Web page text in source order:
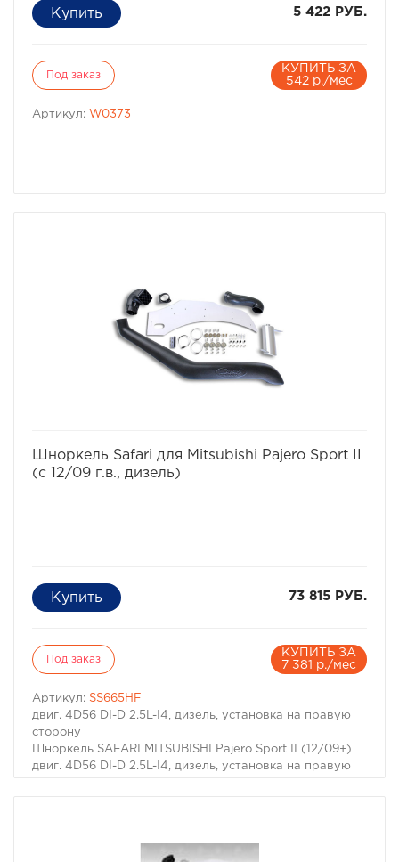
5 422 РУБ.
Под заказ
КУПИТЬ ЗА
542 р./мес
Артикул: W0373
Шноркель Safari для Mitsubishi Pajero Sport II
(с 12/09 г.в., дизель)
73 815 РУБ.
Под заказ
КУПИТЬ ЗА
7 381 р./мес
Артикул: SS665HF
двиг. 4D56 DI-D 2.5L-I4, дизель, установка на правую
сторону
Шноркель SAFARI MITSUBISHI Pajero Sport II (12/09+)
двиг. 4D56 DI-D 2.5L-I4, дизель, установка на правую